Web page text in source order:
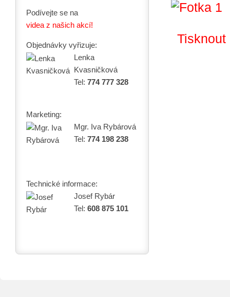
Tisknout
Podívejte se na
videa z našich akcí!
Objednávky vyřizuje:
Lenka
Kvasničková
Tel: 774 777 328
Marketing:
Mgr. Iva Rybárová
Tel: 774 198 238
Technické informace:
Josef Rybár
Tel: 608 875 101